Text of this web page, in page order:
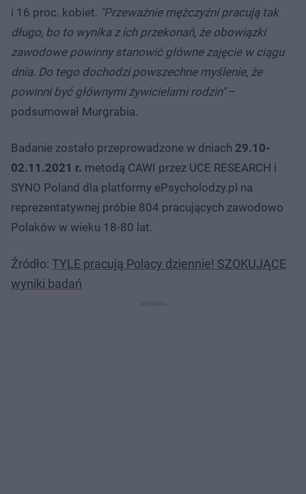
i 16 proc. kobiet. "Przeważnie mężczyźni pracują tak
długo, bo to wynika z ich przekonań, że obowiązki
zawodowe powinny stanowić główne zajęcie w ciągu
dnia. Do tego dochodzi powszechne myślenie, że
powinni być głównymi żywicielami rodzin"–
podsumował Murgrabia.
Badanie zostało przeprowadzone w dniach 29.10-
02.11.2021 r. metodą CAWI przez UCE RESEARCH i
SYNO Poland dla platformy ePsycholodzy.pl na
reprezentatywnej próbie 804 pracujących zawodowo
Polaków w wieku 18-80 lat.
Źródło: TYLE pracują Polacy dziennie! SZOKUJĄCE
wyniki badań